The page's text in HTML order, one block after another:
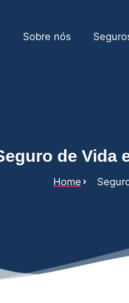
Sobre nós
de Vida
Home